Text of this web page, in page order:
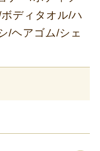
ディタオル/ハ
/ヘアゴム/シェ